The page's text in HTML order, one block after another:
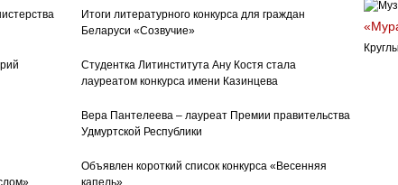
Итоги литературного конкурса для граждан
Беларуси «Созвучие»
Студентка Литинститута Ану Костя стала
лауреатом конкурса имени Казинцева
Вера Пантелеева – лауреат Премии правительства
Удмуртской Республики
Объявлен короткий список конкурса «Весенняя
капель»